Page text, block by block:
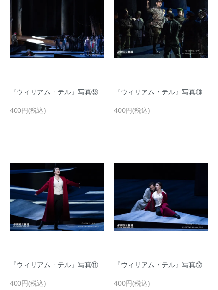
『ウィリアム・テル』写真⑨
400円(税込)
『ウィリアム・テル』写真⑩
400円(税込)
『ウィリアム・テル』写真⑪
400円(税込)
『ウィリアム・テル』写真⑫
400円(税込)